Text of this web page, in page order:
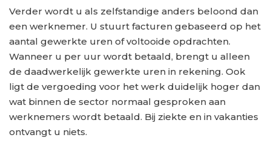
Verder wordt u als zelfstandige anders beloond dan
een werknemer. U stuurt facturen gebaseerd op het
aantal gewerkte uren of voltooide opdrachten.
Wanneer u per uur wordt betaald, brengt u alleen
de daadwerkelijk gewerkte uren in rekening. Ook
ligt de vergoeding voor het werk duidelijk hoger dan
wat binnen de sector normaal gesproken aan
werknemers wordt betaald. Bij ziekte en in vakanties
ontvangt u niets.